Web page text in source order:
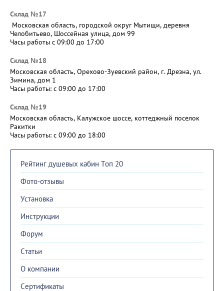
Склад №17
Московская область, городской округ Мытищи, деревня
Челобитьево, Шоссейная улица, дом 99
Часы работы с 09:00 до 17:00
Склад №18
Московская область, Орехово-Зуевский район, г. Дрезна, ул.
Зимина, дом 1
Часы работы: c 09:00 до 17:00
Склад №19
Московская область, Калужское шоссе, коттеджный поселок
Ракитки
Часы работы: с 09:00 до 18:00
Рейтинг душевых кабин Топ 20
Фото-отзывы
Установка
Инструкции
Форум
Cтатьи
О компании
Сертификаты